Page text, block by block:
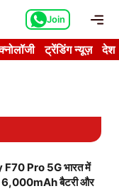
Join
ट्रेंडिंग न्यूज़ देश
Pro 5G भारत में
6,000mAh बैटरी और